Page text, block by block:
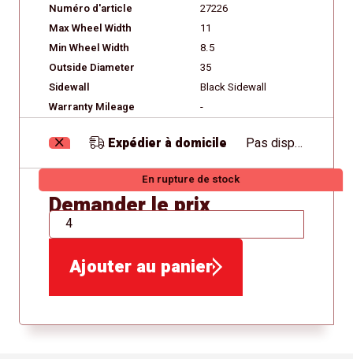
Numéro d'article
27226
Max Wheel Width
11
Min Wheel Width
8.5
Outside Diameter
35
Sidewall
Black Sidewall
Warranty Mileage
-
Expédier à domicile Pas disponible
En rupture de stock
Demander le prix
QTÉ
Ajouter au panier